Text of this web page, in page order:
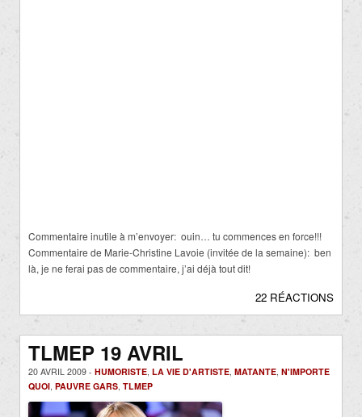
Commentaire inutile à m’envoyer: ouin… tu commences en force!!!
Commentaire de Marie-Christine Lavoie (invitée de la semaine): ben
là, je ne ferai pas de commentaire, j’ai déjà tout dit!
22 RÉACTIONS
TLMEP 19 AVRIL
20 AVRIL 2009 - HUMORISTE, LA VIE D'ARTISTE, MATANTE, N'IMPORTE
QUOI, PAUVRE GARS, TLMEP